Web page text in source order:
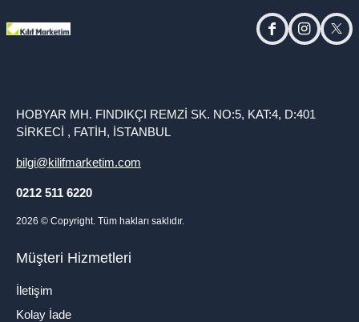
facebookinstagram
HOBYAR MH. FINDIKÇI REMZİ SK. NO:5, KAT:4, D:401
SİRKECİ , FATİH, İSTANBUL
bilgi@kilifmarketim.com
0212 511 6220
2026 © Copyright. Tüm hakları saklıdır.
Müşteri Hizmetleri
İletişim
Kolay İade